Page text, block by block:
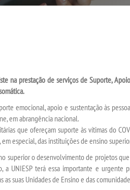
na prestação de serviços de Suporte,
emocional, apoio e sustentação às
em abrangência nacional.
que ofereçam suporte às vítimas do
especial, das instituições de ensino
superior o desenvolvimento de projetos
a UNIESP terá essa importante e urgente
suas Unidades de Ensino e das